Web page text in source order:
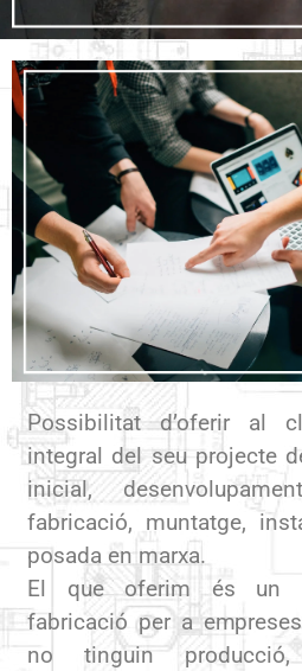
Possibilitat d’oferir al
integral del seu projecte
inicial,
fabricació, muntatge,
posada en marxa.
El que oferim és un
fabricació per a
no tinguin